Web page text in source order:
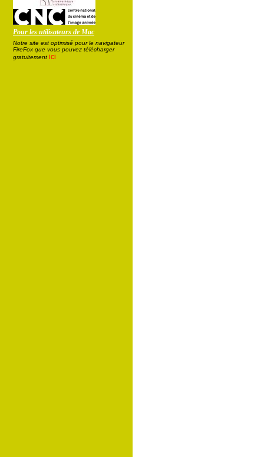
Pour les utilisateurs de Mac
Notre site est optimisé pour le navigateur
FireFox que vous pouvez télécharger
gratuitement ici